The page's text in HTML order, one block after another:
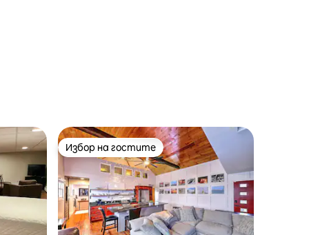
Избор на гостите
Избор на гостите